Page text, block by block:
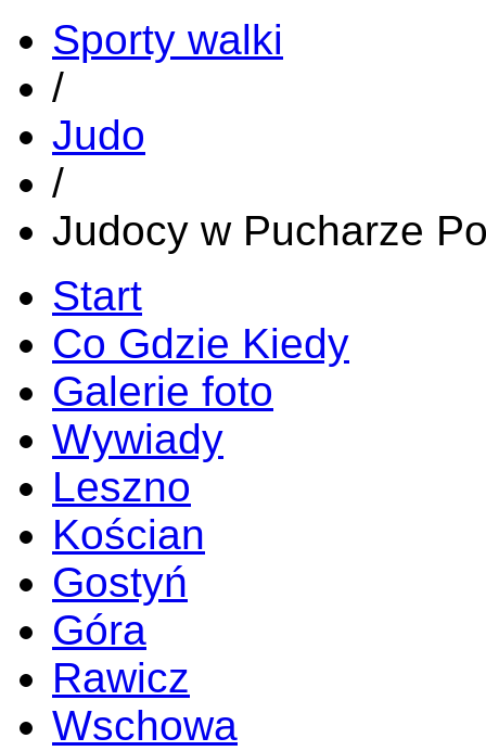
Sporty walki
/
Judo
/
Judocy w Pucharze
Start
Co Gdzie Kiedy
Galerie foto
Wywiady
Leszno
Kościan
Gostyń
Góra
Rawicz
Wschowa